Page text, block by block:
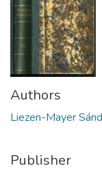
Authors
Liezen-Mayer
Publisher